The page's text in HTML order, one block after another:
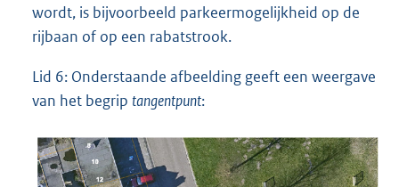
wordt, is bijvoorbeeld parkeermogelijkheid op de
rijbaan of op een rabatstrook.
Lid 6: Onderstaande afbeelding geeft een weergave
van het begrip tangentpunt: